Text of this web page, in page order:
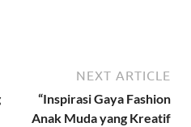
NEXT ARTICLE
“Inspirasi Gaya Fashion
Anak Muda yang Kreatif